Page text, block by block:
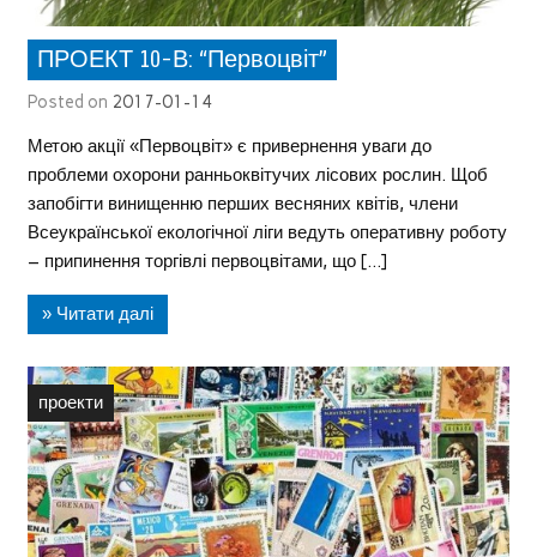
ПРОЕКТ 10-В: “Первоцвіт”
Posted on 2017-01-14
Метою акції «Первоцвіт» є привернення уваги до
проблеми охорони ранньоквітучих лісових рослин. Щоб
запобігти винищенню перших весняних квітів, члени
Всеукраїнської екологічної ліги ведуть оперативну роботу
– припинення торгівлі первоцвітами, що […]
» Читати далі
проекти